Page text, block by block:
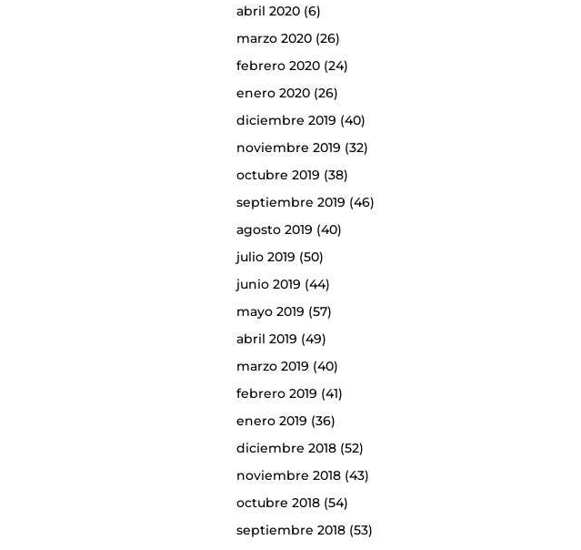
abril 2020(6)
marzo 2020(26)
febrero 2020(24)
enero 2020(26)
diciembre 2019 (40)
noviembre 2019 (32)
octubre 2019 (38)
septiembre 2019 (46)
agosto 2019 (40)
julio 2019 (50)
junio 2019 (44)
mayo 2019 (57)
abril 2019 (49)
marzo 2019 (40)
febrero 2019 (41)
enero 2019 (36)
diciembre 2018(52)
noviembre 2018(43)
octubre 2018(54)
septiembre 2018(53)